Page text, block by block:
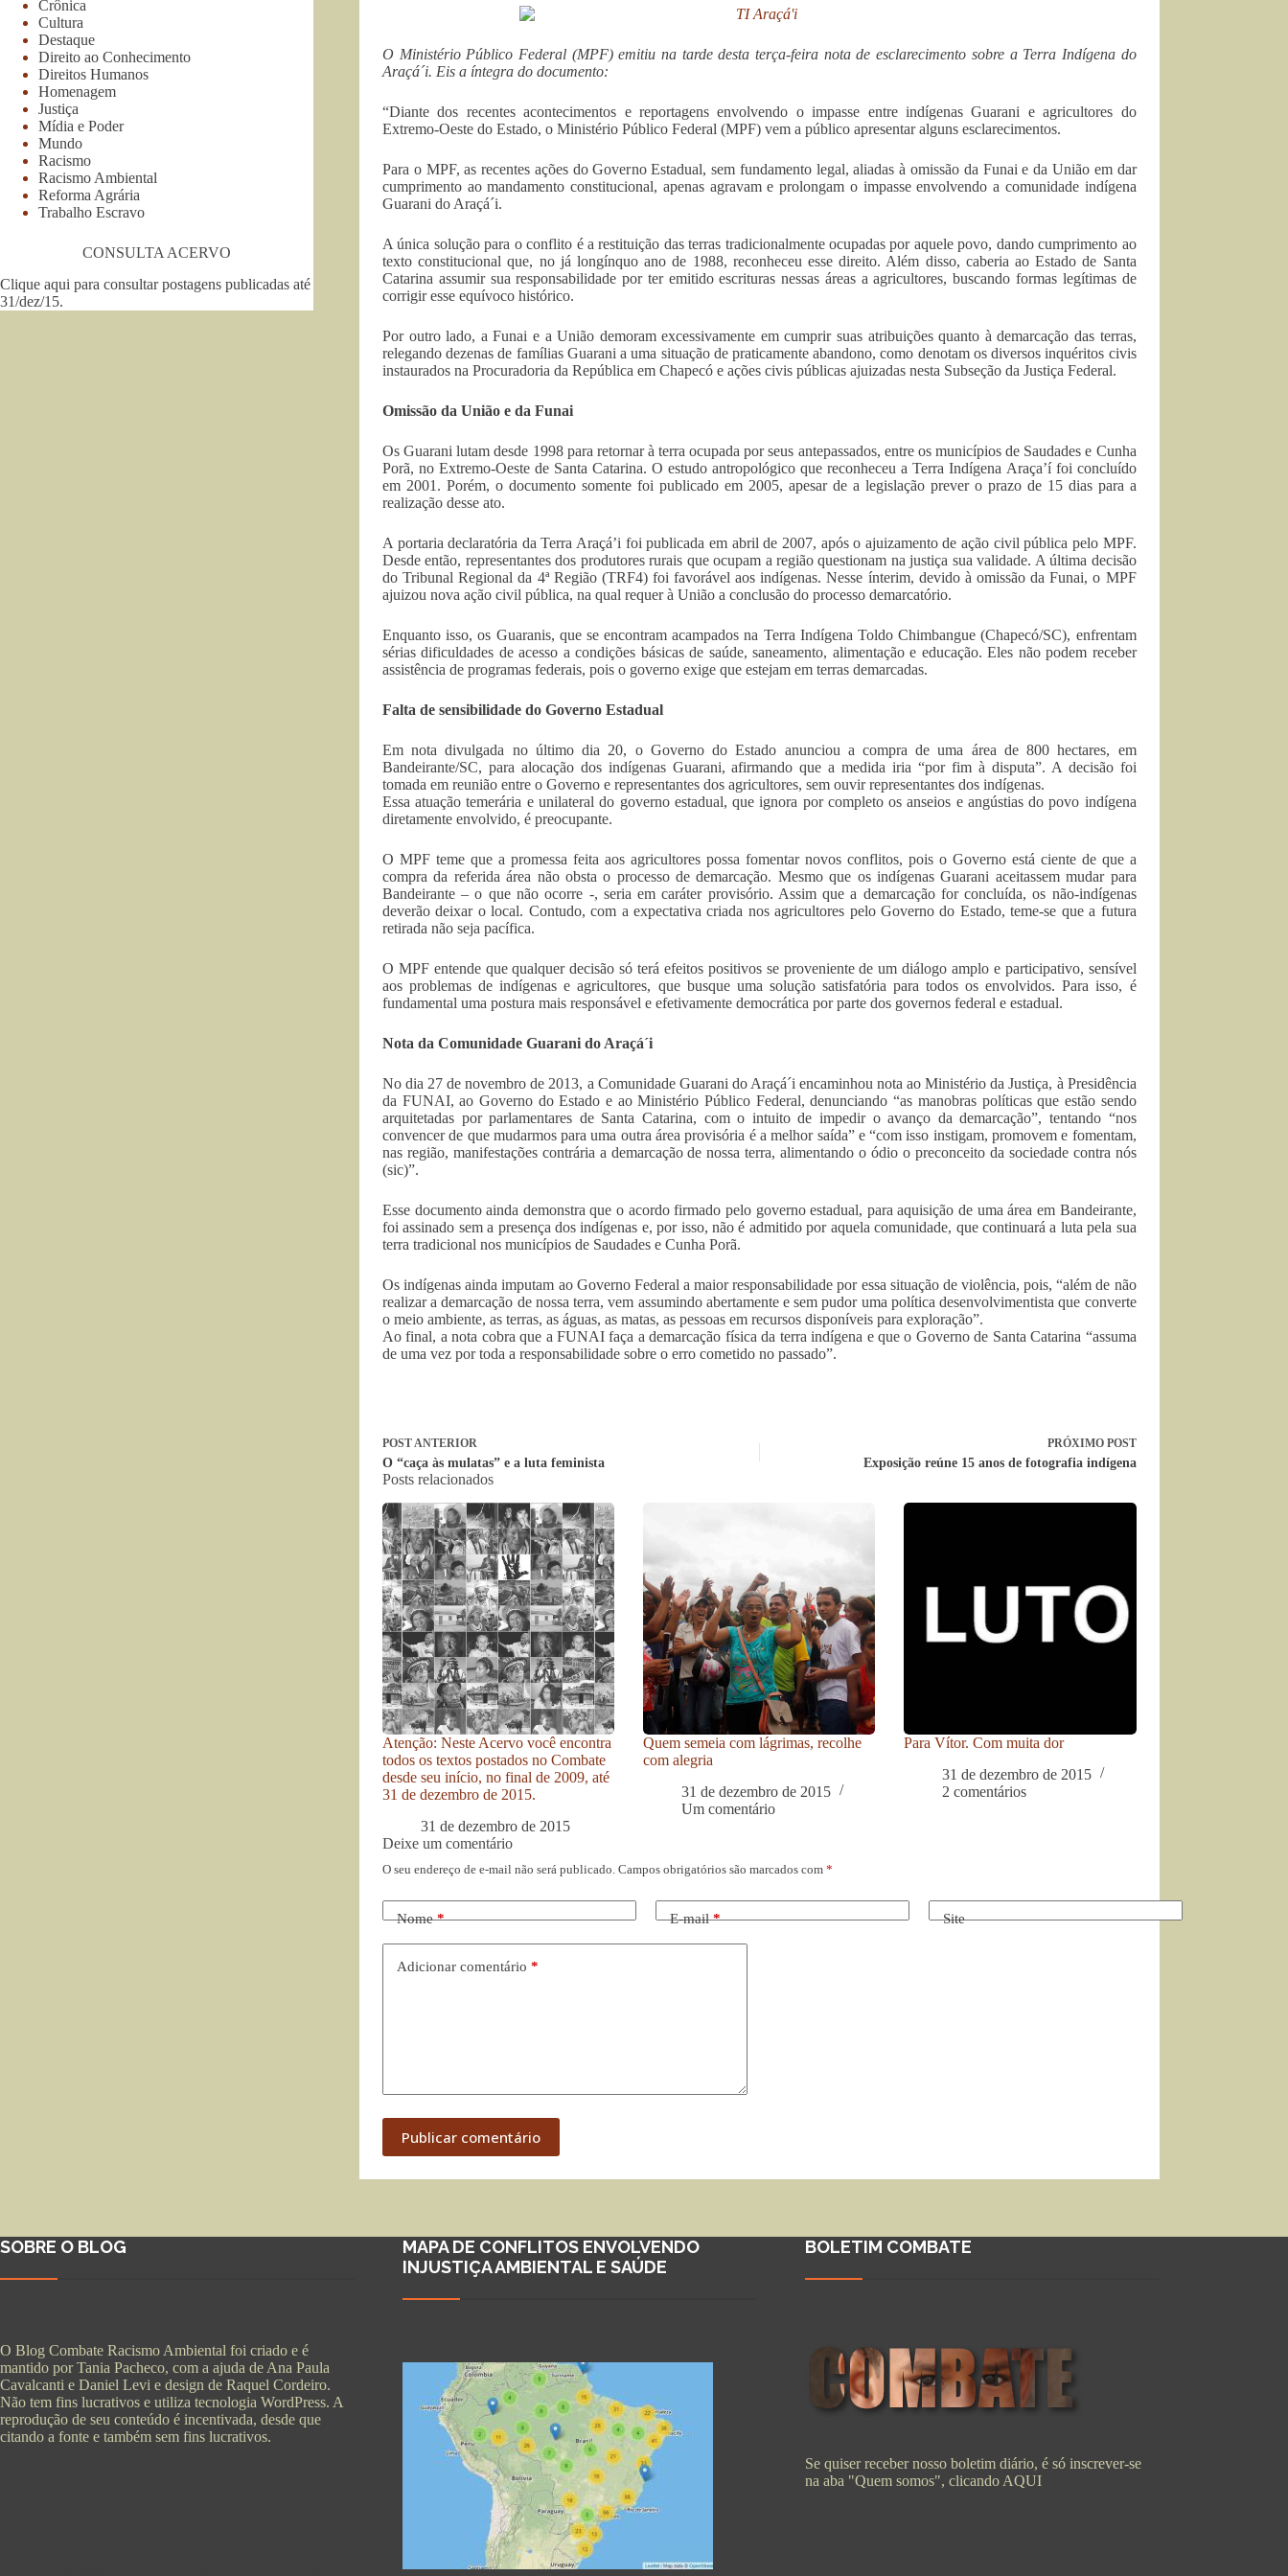
O Ministério Público Federal (MPF) emitiu na tarde desta terça-feira nota de esclarecimento sobre a Terra Indígena do
Araçá´i. Eis a íntegra do documento:
“Diante dos recentes acontecimentos e reportagens envolvendo o impasse entre indígenas Guarani e agricultores do
Extremo-Oeste do Estado, o Ministério Público Federal (MPF) vem a público apresentar alguns esclarecimentos.
Para o MPF, as recentes ações do Governo Estadual, sem fundamento legal, aliadas à omissão da Funai e da União em dar
cumprimento ao mandamento constitucional, apenas agravam e prolongam o impasse envolvendo a comunidade indígena
Guarani do Araçá´i.
A única solução para o conflito é a restituição das terras tradicionalmente ocupadas por aquele povo, dando cumprimento ao
texto constitucional que, no já longínquo ano de 1988, reconheceu esse direito. Além disso, caberia ao Estado de Santa
Catarina assumir sua responsabilidade por ter emitido escrituras nessas áreas a agricultores, buscando formas legítimas de
corrigir esse equívoco histórico.
Por outro lado, a Funai e a União demoram excessivamente em cumprir suas atribuições quanto à demarcação das terras,
relegando dezenas de famílias Guarani a uma situação de praticamente abandono, como denotam os diversos inquéritos civis
instaurados na Procuradoria da República em Chapecó e ações civis públicas ajuizadas nesta Subseção da Justiça Federal.
Omissão da União e da Funai
Os Guarani lutam desde 1998 para retornar à terra ocupada por seus antepassados, entre os municípios de Saudades e Cunha
Porã, no Extremo-Oeste de Santa Catarina. O estudo antropológico que reconheceu a Terra Indígena Araça’í foi concluído
em 2001. Porém, o documento somente foi publicado em 2005, apesar de a legislação prever o prazo de 15 dias para a
realização desse ato.
A portaria declaratória da Terra Araçá’i foi publicada em abril de 2007, após o ajuizamento de ação civil pública pelo MPF.
Desde então, representantes dos produtores rurais que ocupam a região questionam na justiça sua validade. A última decisão
do Tribunal Regional da 4ª Região (TRF4) foi favorável aos indígenas. Nesse ínterim, devido à omissão da Funai, o MPF
ajuizou nova ação civil pública, na qual requer à União a conclusão do processo demarcatório.
Enquanto isso, os Guaranis, que se encontram acampados na Terra Indígena Toldo Chimbangue (Chapecó/SC), enfrentam
sérias dificuldades de acesso a condições básicas de saúde, saneamento, alimentação e educação. Eles não podem receber
assistência de programas federais, pois o governo exige que estejam em terras demarcadas.
Falta de sensibilidade do Governo Estadual
Em nota divulgada no último dia 20, o Governo do Estado anunciou a compra de uma área de 800 hectares, em
Bandeirante/SC, para alocação dos indígenas Guarani, afirmando que a medida iria “por fim à disputa”. A decisão foi
tomada em reunião entre o Governo e representantes dos agricultores, sem ouvir representantes dos indígenas.
Essa atuação temerária e unilateral do governo estadual, que ignora por completo os anseios e angústias do povo indígena
diretamente envolvido, é preocupante.
O MPF teme que a promessa feita aos agricultores possa fomentar novos conflitos, pois o Governo está ciente de que a
compra da referida área não obsta o processo de demarcação. Mesmo que os indígenas Guarani aceitassem mudar para
Bandeirante – o que não ocorre -, seria em caráter provisório. Assim que a demarcação for concluída, os não-indígenas
deverão deixar o local. Contudo, com a expectativa criada nos agricultores pelo Governo do Estado, teme-se que a futura
retirada não seja pacífica.
O MPF entende que qualquer decisão só terá efeitos positivos se proveniente de um diálogo amplo e participativo, sensível
aos problemas de indígenas e agricultores, que busque uma solução satisfatória para todos os envolvidos. Para isso, é
fundamental uma postura mais responsável e efetivamente democrática por parte dos governos federal e estadual.
Nota da Comunidade Guarani do Araçá´i
No dia 27 de novembro de 2013, a Comunidade Guarani do Araçá´i encaminhou nota ao Ministério da Justiça, à Presidência
da FUNAI, ao Governo do Estado e ao Ministério Público Federal, denunciando “as manobras políticas que estão sendo
arquitetadas por parlamentares de Santa Catarina, com o intuito de impedir o avanço da demarcação”, tentando “nos
convencer de que mudarmos para uma outra área provisória é a melhor saída” e “com isso instigam, promovem e fomentam,
nas região, manifestações contrária a demarcação de nossa terra, alimentando o ódio o preconceito da sociedade contra nós
(sic)”.
Esse documento ainda demonstra que o acordo firmado pelo governo estadual, para aquisição de uma área em Bandeirante,
foi assinado sem a presença dos indígenas e, por isso, não é admitido por aquela comunidade, que continuará a luta pela sua
terra tradicional nos municípios de Saudades e Cunha Porã.
Os indígenas ainda imputam ao Governo Federal a maior responsabilidade por essa situação de violência, pois, “além de não
realizar a demarcação de nossa terra, vem assumindo abertamente e sem pudor uma política desenvolvimentista que converte
o meio ambiente, as terras, as águas, as matas, as pessoas em recursos disponíveis para exploração”.
Ao final, a nota cobra que a FUNAI faça a demarcação física da terra indígena e que o Governo de Santa Catarina “assuma
de uma vez por toda a responsabilidade sobre o erro cometido no passado”.
POSTANTERIOR
O “caça às mulatas” e a luta feminista
PRÓXIMO POST
Exposição reúne 15 anos de fotografia indígena
Posts relacionados
Atenção: Neste Acervo você encontra
todos os textos postados no Combate
desde seu início, no final de 2009, até
31 de dezembro de 2015.
31 de dezembro de 2015
Quem semeia com lágrimas, recolhe
com alegria
31 de dezembro de 2015
Um comentário
Para Vítor. Com muita dor
31 de dezembro de 2015
2 comentários
Deixe um comentário
O seu endereço de e-mail não será publicado. Campos obrigatórios são marcados com *
Nome* E-mail* Site
Adicionar comentário *
Publicar comentário
Crônica
Cultura
Destaque
Direito ao Conhecimento
Direitos Humanos
Homenagem
Justiça
Mídia e Poder
Mundo
Racismo
Racismo Ambiental
Reforma Agrária
Trabalho Escravo
CONSULTA ACERVO
Clique aqui para consultar postagens publicadas até
31/dez/15.
SOBRE O BLOG
O Blog Combate Racismo Ambiental foi criado e é
mantido por Tania Pacheco, com a ajuda de Ana Paula
Cavalcanti e Daniel Levi e design de Raquel Cordeiro.
Não tem fins lucrativos e utiliza tecnologia WordPress. A
reprodução de seu conteúdo é incentivada, desde que
citando a fonte e também sem fins lucrativos.
MAPA DE CONFLITOS ENVOLVENDO
INJUSTIÇA AMBIENTAL E SAÚDE
BOLETIM COMBATE
Se quiser receber nosso boletim diário, é só inscrever-se
na aba "Quem somos", clicando AQUI